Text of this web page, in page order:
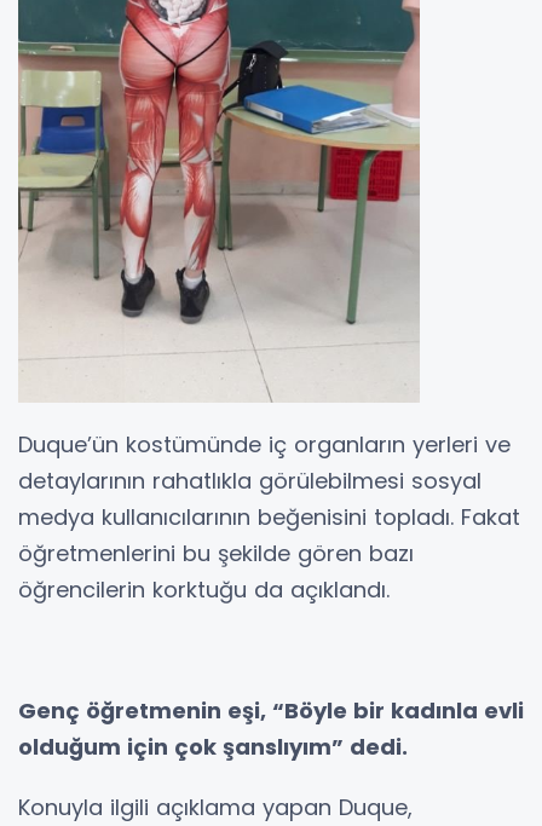
Duque’ün kostümünde iç organların yerleri ve
detaylarının rahatlıkla görülebilmesi sosyal
medya kullanıcılarının beğenisini topladı. Fakat
öğretmenlerini bu şekilde gören bazı
öğrencilerin korktuğu da açıklandı.
Genç öğretmenin eşi, “Böyle bir kadınla evli
olduğum için çok şanslıyım” dedi.
Konuyla ilgili açıklama yapan Duque,